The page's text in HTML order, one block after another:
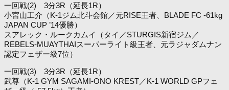
一回戦(2) 3分3R（延長1R）
小宮山工介（K-1ジム北斗会館／元RISE王者、BLADE FC -61kg
JAPAN CUP ’14優勝）
スアレック・ルークカムイ（タイ／STURGIS新宿ジム／
REBELS-MUAYTHAIスーパーライト級王者、元ラジャダムナン
認定フェザー級7位）
一回戦(3) 3分3R（延長1R）
武尊（K-1 GYM SAGAMI-ONO KREST／K-1 WORLD GPフェ